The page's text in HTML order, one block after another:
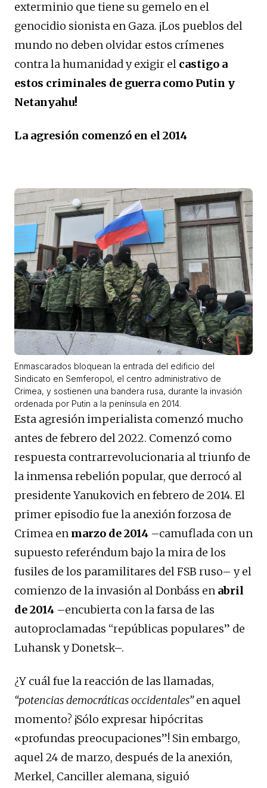
exterminio que tiene su gemelo en el
genocidio sionista en Gaza. ¡Los pueblos del
mundo no deben olvidar estos crímenes
contra la humanidad y exigir el castigo a
estos criminales de guerra como Putin y
Netanyahu!
La agresión comenzó en el 2014
Enmascarados bloquean la entrada del edificio del
Sindicato en Semferopol, el centro administrativo de
Crimea, y sostienen una bandera rusa, durante la invasión
ordenada por Putin a la península en 2014.
Esta agresión imperialista comenzó mucho
antes de febrero del 2022. Comenzó como
respuesta contrarrevolucionaria al triunfo de
la inmensa rebelión popular, que derrocó al
presidente Yanukovich en febrero de 2014. El
primer episodio fue la anexión forzosa de
Crimea en marzo de 2014 –camuflada con un
supuesto referéndum bajo la mira de los
fusiles de los paramilitares del FSB ruso– y el
comienzo de la invasión al Donbáss en abril
de 2014 –encubierta con la farsa de las
autoproclamadas “repúblicas populares” de
Luhansk y Donetsk–.
¿Y cuál fue la reacción de las llamadas,
“potencias democráticas occidentales”en aquel
momento? ¡Sólo expresar hipócritas
«profundas preocupaciones”! Sin embargo,
aquel 24 de marzo, después de la anexión,
Merkel, Canciller alemana, siguió